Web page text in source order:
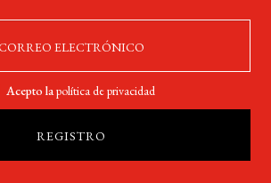
Acepto lapolítica de privacidad